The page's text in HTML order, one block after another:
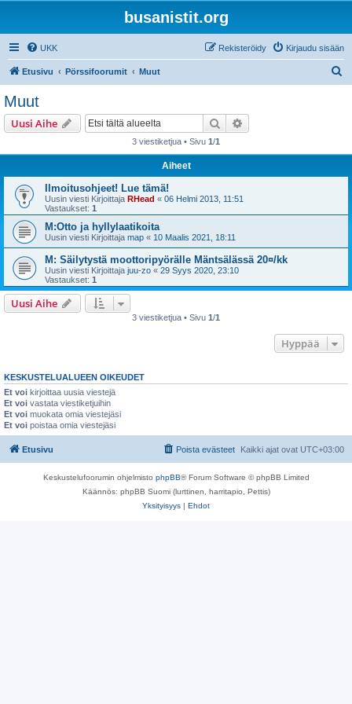
busanistit.org
UKK Kirjaudu sisään
Rekisteröidy
Etusivu Pörssifoorumit Muut
Muut
Uusi Aihe Etsi
3 viestiketjua • Sivu 1/1
Aiheet
Ilmoitusohjeet! Lue tämä!
Uusin viesti Kirjoittaja RHead « 06 Helmi 2013, 11:51
Vastaukset: 1
M:Otto ja hyllylaatikoita
Uusin viesti Kirjoittaja map « 10 Maalis 2021, 18:11
M: Säilytystä moottoripyörälle Mäntsälässä 20¤/kk
Uusin viesti Kirjoittaja juu-zo « 29 Syys 2020, 23:10
Vastaukset: 1
Uusi Aihe
3 viestiketjua • Sivu 1/1
Hyppää
KESKUSTELUALUEEN OIKEUDET
Et voi kirjoittaa uusia viestejä
Et voi vastata viestiketjuihin
Et voi muokata omia viestejäsi
Et voi poistaa omia viestejäsi
Etusivu Kaikki ajat ovat UTC+03:00
Poista evästeet
Keskustelufoorumin ohjelmisto phpBB® Forum Software © phpBB Limited
Käännös: phpBB Suomi (lurttinen, harritapio, Pettis)
Yksityisyys | Ehdot